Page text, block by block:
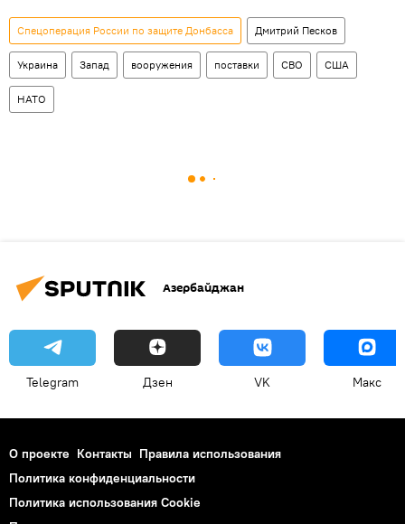
Спецоперация России по защите Донбасса Дмитрий Песков
Украина Запад вооружения поставки СВО США
НАТО
Азербайджан
Telegram Дзен VK Макс
О проекте Контакты Правила использования
Политика конфиденциальности
Политика использования Cookie